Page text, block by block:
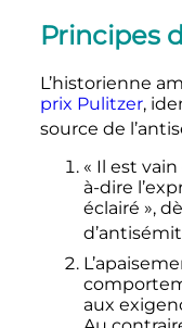
Principes
L’historienne
prix Pulitzer,
source de
« Il est vain
à-dire
éclairé »,
aux